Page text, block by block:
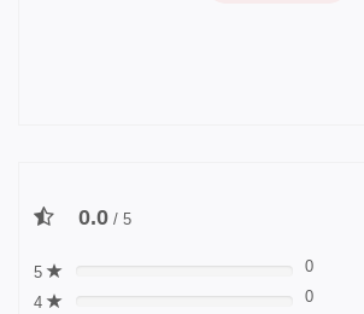
0.0 / 5
5
0
4
0